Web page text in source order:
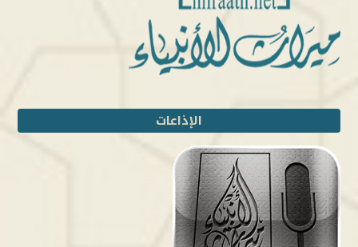
الإذاعات